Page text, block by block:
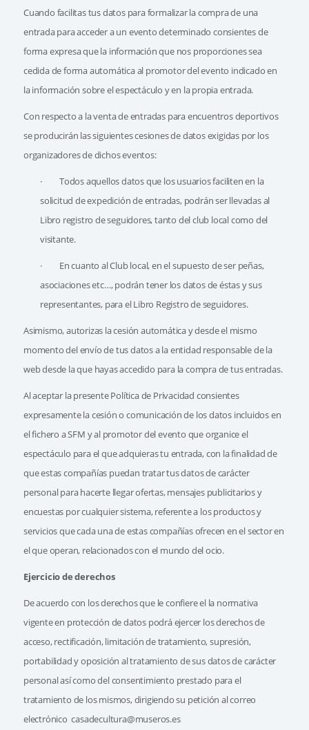
Cuando facilitas tus datos para formalizar la compra de una
entrada para acceder a un evento determinado consientes de
forma expresa que la información que nos proporciones sea
cedida de forma automática al promotor del evento indicado en
la información sobre el espectáculo y en la propia entrada.
Con respecto a la venta de entradas para encuentros deportivos
se producirán las siguientes cesiones de datos exigidas por los
organizadores de dichos eventos:
· Todos aquellos datos que los usuarios faciliten en la
solicitud de expedición de entradas, podrán ser llevadas al
Libro registro de seguidores, tanto del club local como del
visitante.
· En cuanto al Club local, en el supuesto de ser peñas,
asociaciones etc…, podrán tener los datos de éstas y sus
representantes, para el Libro Registro de seguidores.
Asimismo, autorizas la cesión automática y desde el mismo
momento del envío de tus datos a la entidad responsable de la
web desde la que hayas accedido para la compra de tus entradas.
Al aceptar la presente Política de Privacidad consientes
expresamente la cesión o comunicación de los datos incluidos en
el fichero a SFM y al promotor del evento que organice el
espectáculo para el que adquieras tu entrada, con la finalidad de
que estas compañías puedan tratar tus datos de carácter
personal para hacerte llegar ofertas, mensajes publicitarios y
encuestas por cualquier sistema, referente a los productos y
servicios que cada una de estas compañías ofrecen en el sector en
el que operan, relacionados con el mundo del ocio.
Ejercicio de derechos
De acuerdo con los derechos que le confiere el la normativa
vigente en protección de datos podrá ejercer los derechos de
acceso, rectificación, limitación de tratamiento, supresión,
portabilidad y oposición al tratamiento de sus datos de carácter
personal así como del consentimiento prestado para el
tratamiento de los mismos, dirigiendo su petición al correo
electrónico casadecultura@museros.es